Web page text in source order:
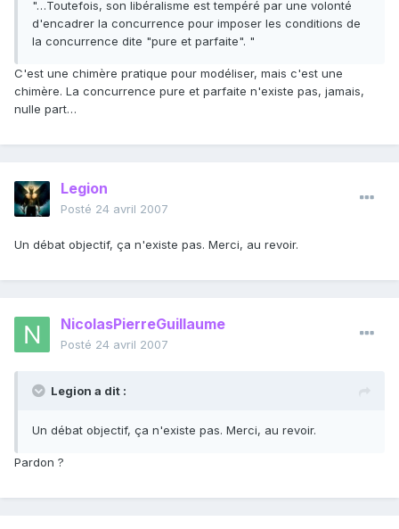
"…Toutefois, son libéralisme est tempéré par une volonté
d'encadrer la concurrence pour imposer les conditions de
la concurrence dite "pure et parfaite". "
C'est une chimère pratique pour modéliser, mais c'est une
chimère. La concurrence pure et parfaite n'existe pas, jamais,
nulle part…
Legion
Posté 24 avril 2007
Un débat objectif, ça n'existe pas. Merci, au revoir.
NicolasPierreGuillaume
Posté 24 avril 2007
Legion a dit :
Un débat objectif, ça n'existe pas. Merci, au revoir.
Pardon ?